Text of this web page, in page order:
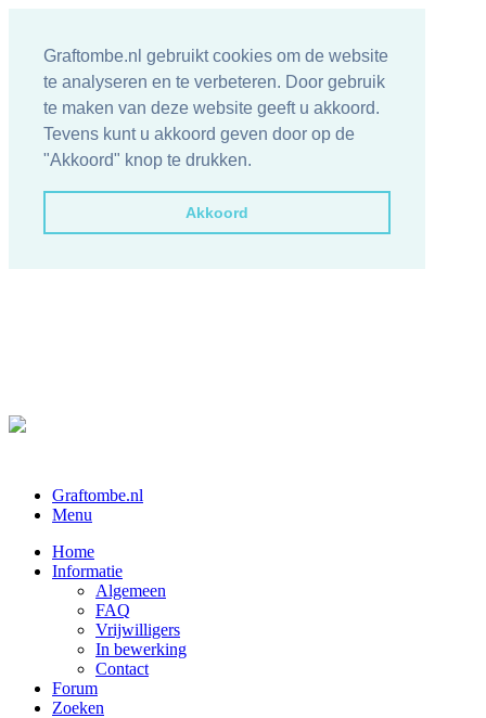
Graftombe.nl gebruikt cookies om de website
te analyseren en te verbeteren. Door gebruik
te maken van deze website geeft u akkoord.
Tevens kunt u akkoord geven door op de
"Akkoord" knop te drukken.
Akkoord
Graftombe.nl
Menu
Home
Informatie
Algemeen
FAQ
Vrijwilligers
In bewerking
Contact
Forum
Zoeken